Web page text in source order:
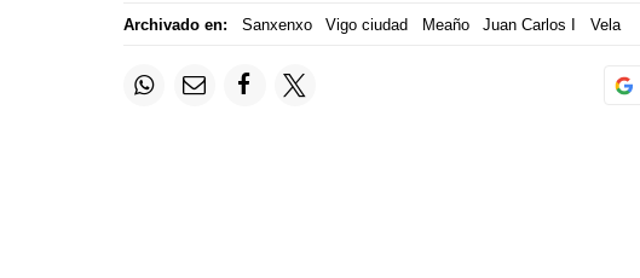
Archivado en: Sanxenxo Vigo ciudad Meaño Juan Carlos I Vela